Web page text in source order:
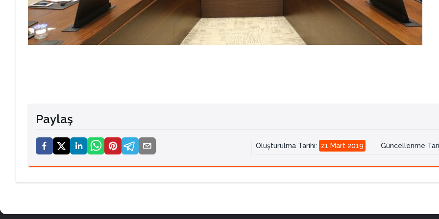
Paylaş
Oluşturulma Tarihi: 21 Mart 2019 Güncellenme